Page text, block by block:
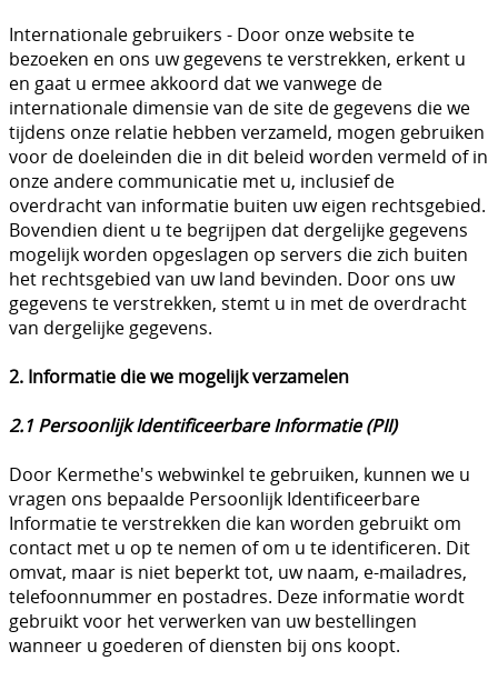
Internationale gebruikers - Door onze website te
bezoeken en ons uw gegevens te verstrekken, erkent u
en gaat u ermee akkoord dat we vanwege de
internationale dimensie van de site de gegevens die we
tijdens onze relatie hebben verzameld, mogen gebruiken
voor de doeleinden die in dit beleid worden vermeld of in
onze andere communicatie met u, inclusief de
overdracht van informatie buiten uw eigen rechtsgebied.
Bovendien dient u te begrijpen dat dergelijke gegevens
mogelijk worden opgeslagen op servers die zich buiten
het rechtsgebied van uw land bevinden. Door ons uw
gegevens te verstrekken, stemt u in met de overdracht
van dergelijke gegevens.
2. Informatie die we mogelijk verzamelen
2.1 Persoonlijk Identificeerbare Informatie (PII)
Door Kermethe's webwinkel te gebruiken, kunnen we u
vragen ons bepaalde Persoonlijk Identificeerbare
Informatie te verstrekken die kan worden gebruikt om
contact met u op te nemen of om u te identificeren. Dit
omvat, maar is niet beperkt tot, uw naam, e-mailadres,
telefoonnummer en postadres. Deze informatie wordt
gebruikt voor het verwerken van uw bestellingen
wanneer u goederen of diensten bij ons koopt.